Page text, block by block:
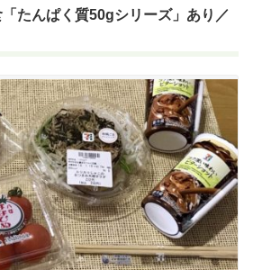
たんぱく質50gシリーズ」あり／